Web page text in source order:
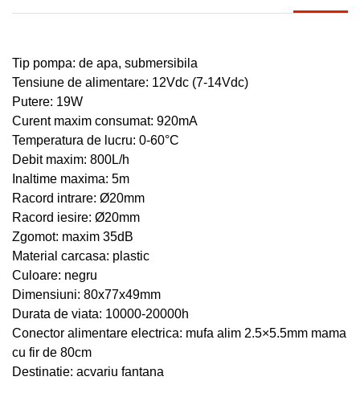
Tip pompa: de apa, submersibila
Tensiune de alimentare: 12Vdc (7-14Vdc)
Putere: 19W
Curent maxim consumat: 920mA
Temperatura de lucru: 0-60°C
Debit maxim: 800L/h
Inaltime maxima: 5m
Racord intrare: Ø20mm
Racord iesire: Ø20mm
Zgomot: maxim 35dB
Material carcasa: plastic
Culoare: negru
Dimensiuni: 80x77x49mm
Durata de viata: 10000-20000h
Conector alimentare electrica: mufa alim 2.5×5.5mm mama
cu fir de 80cm
Destinatie: acvariu fantana